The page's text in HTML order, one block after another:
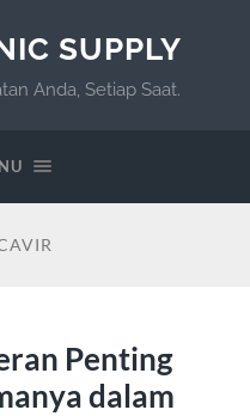
SUPPLY
Anda, Setiap Saat.
Penting
dalam